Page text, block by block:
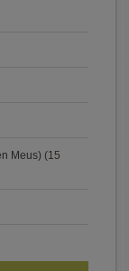
Meus) (15